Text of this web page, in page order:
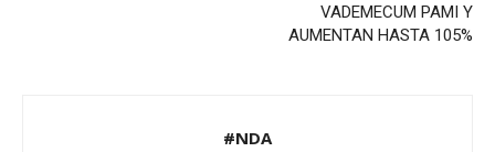
VADEMECUM PAMI Y
AUMENTAN HASTA 105%
#NDA